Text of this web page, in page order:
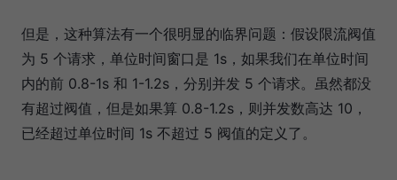
但是，这种算法有一个很明显的临界问题：假设限流阀值
为 5 个请求，单位时间窗口是 1s，如果我们在单位时间
内的前 0.8-1s 和 1-1.2s，分别并发 5 个请求。虽然都没
有超过阀值，但是如果算 0.8-1.2s，则并发数高达 10，
已经超过单位时间 1s 不超过 5 阀值的定义了。